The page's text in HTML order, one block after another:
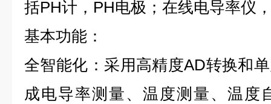
括PH计，PH电极；在线电导率仪
基本功能：
全智能化：采用高精度AD转换和
成电导率测量、温度测量、温度